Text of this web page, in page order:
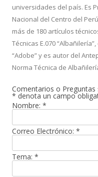
universidades del país. Es
Nacional del Centro del
más de 180 artículos
Técnicas E.070
“Adobe” y es autor del
Norma Técnica de
Comentarios o Preguntas
* denota un campo
Nombre: *
Correo Electrónico: *
Tema: *